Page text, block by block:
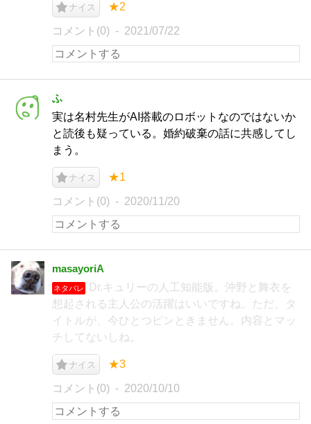
ナイス ★2
コメント(0) 2021/07/22
ふ
実は名村先生がAI搭載のロボットなのではないか
と読後も疑っている。婚約破棄の話に共感してし
まう。
ナイス ★1
コメント(0) 2020/11/20
masayoriA
ネタバレ
Dr.キュリーの人工知能版。沖野と舞衣を
想起される主人公の活躍はいいですね。ただ、タ
イトルが、今ひとつピンときません。内容とマッ
チしてないしね。
ナイス ★3
コメント(0) 2020/10/10